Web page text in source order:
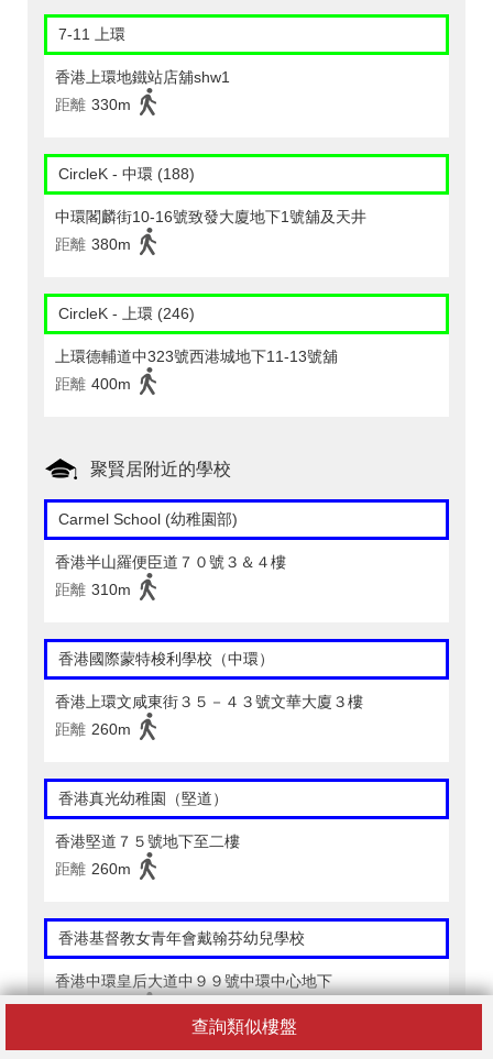
查詢類似樓盤
7-11 上環
香港上環地鐵站店舖shw1
距離 330m
CircleK - 中環 (188)
中環閣麟街10-16號致發大廈地下1號舖及天井
距離 380m
CircleK - 上環 (246)
上環德輔道中323號西港城地下11-13號舖
距離 400m
聚賢居附近的學校
Carmel School (幼稚園部)
香港半山羅便臣道７０號３＆４樓
距離 310m
香港國際蒙特梭利學校（中環）
香港上環文咸東街３５－４３號文華大廈３樓
距離 260m
香港真光幼稚園（堅道）
香港堅道７５號地下至二樓
距離 260m
香港基督教女青年會戴翰芬幼兒學校
香港中環皇后大道中９９號中環中心地下
距離 390m